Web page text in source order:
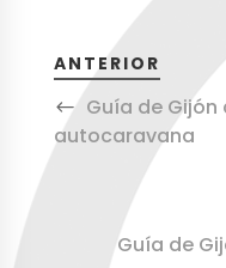
ANTERIOR
Guía de
autocaravana
Guía de